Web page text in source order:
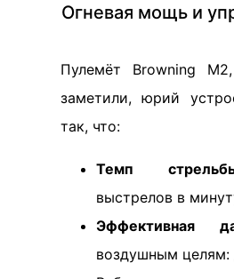
Огневая мощь и
Пулемёт Browning
заметили, юрий
так, что:
Темп
выстрелов в
Эффективная
воздушным целям: